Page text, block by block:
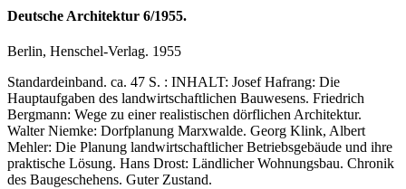
Deutsche Architektur 6/1955.
Berlin, Henschel-Verlag. 1955
Standardeinband. ca. 47 S. : INHALT: Josef Hafrang: Die
Hauptaufgaben des landwirtschaftlichen Bauwesens. Friedrich
Bergmann: Wege zu einer realistischen dörflichen Architektur.
Walter Niemke: Dorfplanung Marxwalde. Georg Klink, Albert
Mehler: Die Planung landwirtschaftlicher Betriebsgebäude und ihre
praktische Lösung. Hans Drost: Ländlicher Wohnungsbau. Chronik
des Baugeschehens. Guter Zustand.